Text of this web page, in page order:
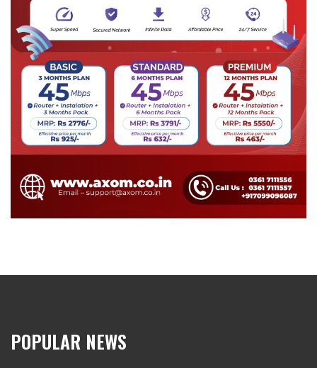
POPULAR NEWS